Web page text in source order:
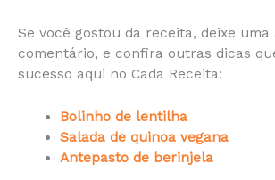
Se você gostou da receita, deixe uma
comentário, e confira outras dicas
sucesso aqui no Cada Receita:
Bolinho de lentilha
Salada de quinoa vegana
Antepasto de berinjela